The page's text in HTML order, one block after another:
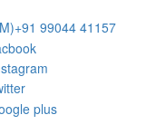
99044 41157